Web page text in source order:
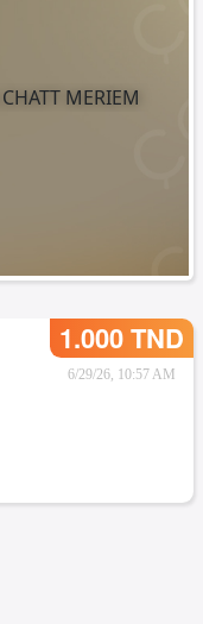
1.000 TND
6/29/26, 10:57 AM